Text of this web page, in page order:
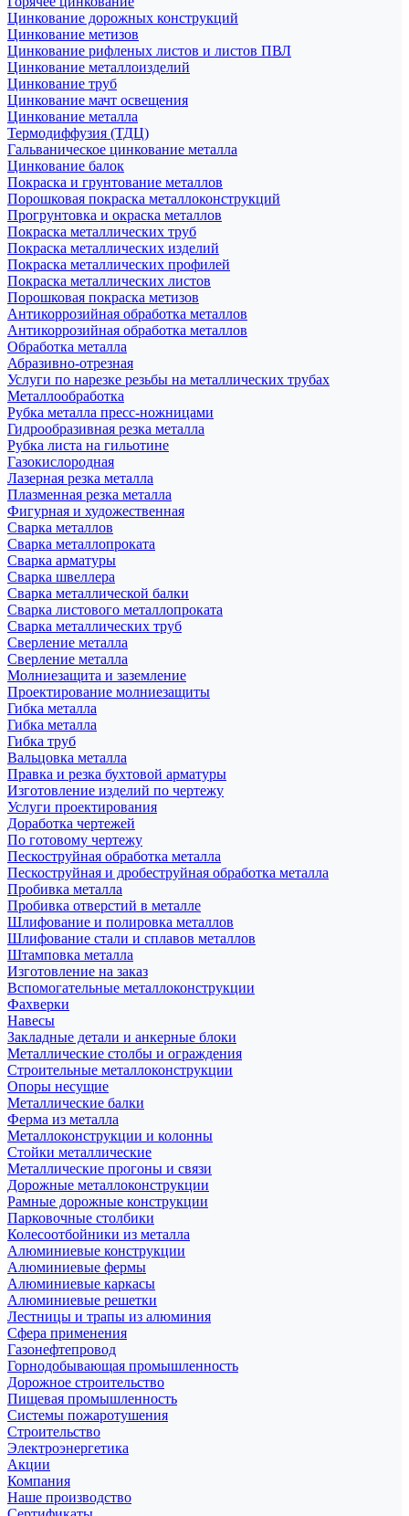
Цинкование дорожных конструкций
Цинкование метизов
Цинкование рифленых листов и листов ПВЛ
Цинкование металлоизделий
Цинкование труб
Цинкование мачт освещения
Цинкование металла
Термодиффузия (ТДЦ)
Гальваническое цинкование металла
Цинкование балок
Покраска и грунтование металлов
Порошковая покраска металлоконструкций
Прогрунтовка и окраска металлов
Покраска металлических труб
Покраска металлических изделий
Покраска металлических профилей
Покраска металлических листов
Порошковая покраска метизов
Антикоррозийная обработка металлов
Антикоррозийная обработка металлов
Обработка металла
Абразивно-отрезная
Услуги по нарезке резьбы на металлических трубах
Металлообработка
Рубка металла пресс-ножницами
Гидрообразивная резка металла
Рубка листа на гильотине
Газокислородная
Лазерная резка металла
Плазменная резка металла
Фигурная и художественная
Сварка металлов
Сварка металлопроката
Сварка арматуры
Сварка швеллера
Сварка металлической балки
Сварка листового металлопроката
Сварка металлических труб
Сверление металла
Сверление металла
Молниезащита и заземление
Проектирование молниезащиты
Гибка металла
Гибка металла
Гибка труб
Вальцовка металла
Правка и резка бухтовой арматуры
Изготовление изделий по чертежу
Услуги проектирования
Доработка чертежей
По готовому чертежу
Пескоструйная обработка металла
Пескоструйная и дробеструйная обработка металла
Пробивка металла
Пробивка отверстий в металле
Шлифование и полировка металлов
Шлифование стали и сплавов металлов
Штамповка металла
Изготовление на заказ
Вспомогательные металлоконструкции
Фахверки
Навесы
Закладные детали и анкерные блоки
Металлические столбы и ограждения
Строительные металлоконструкции
Опоры несущие
Металлические балки
Ферма из металла
Металлоконструкции и колонны
Стойки металлические
Металлические прогоны и связи
Дорожные металлоконструкции
Рамные дорожные конструкции
Парковочные столбики
Колесоотбойники из металла
Алюминиевые конструкции
Алюминиевые фермы
Алюминиевые каркасы
Алюминиевые решетки
Лестницы и трапы из алюминия
Сфера применения
Газонефтепровод
Горнодобывающая промышленность
Дорожное строительство
Пищевая промышленность
Системы пожаротушения
Строительство
Электроэнергетика
Акции
Компания
Наше производство